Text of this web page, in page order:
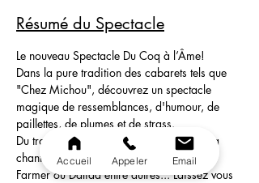
Résumé du Spectacle
Le nouveau Spectacle Du Coq à l’Âme!
Dans la pure tradition des cabarets tels que
"Chez Michou", découvrez un spectacle
magique de ressemblances, d'humour, de
paillettes, de plumes et de strass.
Du transformisme de haut vol: de Piaf à la
chanteuse, Cher en passant par Mylène
Farmer ou Dalida entre autres... Laissez vous
Accueil Appeler Email